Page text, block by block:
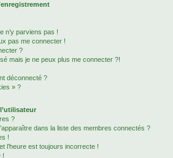
n’y parviens pas !
pas me connecter !
?
mais je ne peux plus me connecter ?!
déconnecté ?
» ?
?
dans la liste des membres connectés ?
!
l’heure est toujours incorrecte !
!